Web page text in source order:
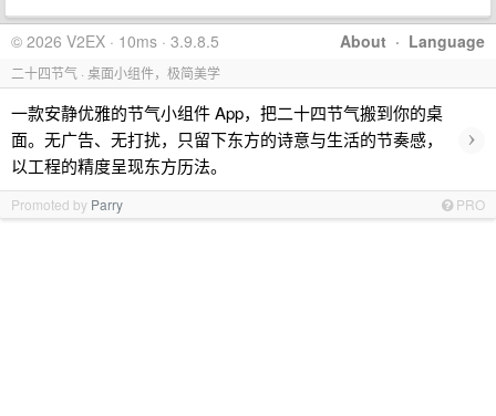
About · Language
© 2026 V2EX · 10ms · 3.9.8.5
二十四节气 · 桌面小组件，极简美学
一款安静优雅的节气小组件 App，把二十四节气搬到你的桌
面。无广告、无打扰，只留下东方的诗意与生活的节奏感，
以工程的精度呈现东方历法。
›
Promoted by Parry PRO